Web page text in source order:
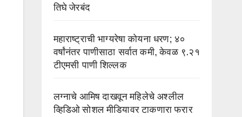
तिघे जेरबंद
महाराष्ट्राची भाग्यरेषा कोयना धरण; ४०
वर्षांनंतर पाणीसाठा सर्वात कमी, केवळ ९.२१
टीएमसी पाणी शिल्लक
लग्नाचे आमिष दाखवून महिलेचे अश्लील
व्हिडिओ सोशल मीडियावर टाकणारा फरार